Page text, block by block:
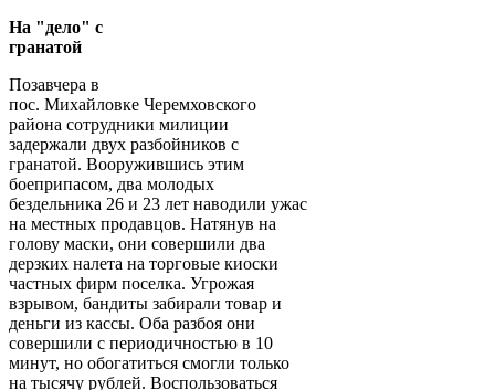
На "дело" с
гранатой
Позавчера в
пос. Михайловке Черемховского
района сотрудники милиции
задержали двух разбойников с
гранатой. Вооружившись этим
боеприпасом, два молодых
бездельника 26 и 23 лет наводили ужас
на местных продавцов. Натянув на
голову маски, они совершили два
дерзких налета на торговые киоски
частных фирм поселка. Угрожая
взрывом, бандиты забирали товар и
деньги из кассы. Оба разбоя они
совершили с периодичностью в 10
минут, но обогатиться смогли только
на тысячу рублей. Воспользоваться